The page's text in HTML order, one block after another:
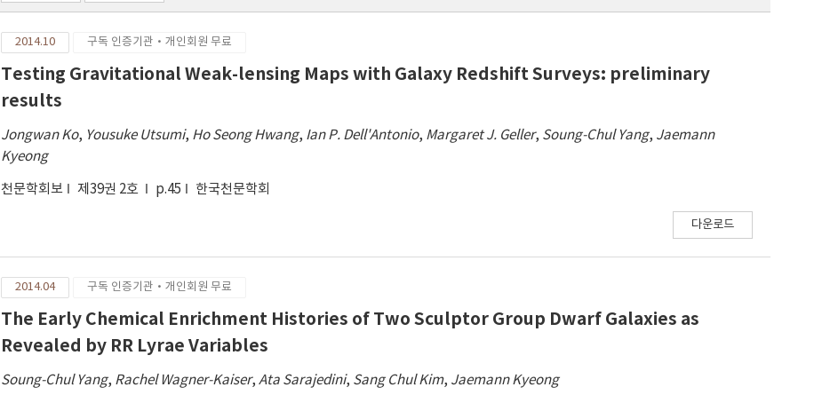
2014.10 구독 인증기관·개인회원 무료
Testing Gravitational Weak-lensing Maps with Galaxy Redshift Surveys: preliminary
results
Jongwan Ko, Yousuke Utsumi, Ho Seong Hwang, Ian P. Dell'Antonio, Margaret J. Geller, Soung-Chul Yang, Jaemann
Kyeong
천문학회보 제39권 2호 p.45 한국천문학회
다운로드
2014.04 구독 인증기관·개인회원 무료
The Early Chemical Enrichment Histories of Two Sculptor Group Dwarf Galaxies as
Revealed by RR Lyrae Variables
Soung-Chul Yang, Rachel Wagner-Kaiser,Ata Sarajedini, Sang Chul Kim, Jaemann Kyeong